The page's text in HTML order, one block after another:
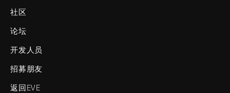
社区
论坛
开发人员
招募朋友
返回EVE